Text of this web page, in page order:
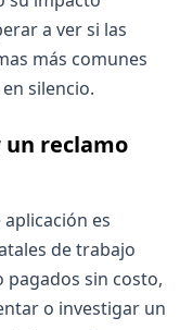
a ver si las
más comunes
silencio.
reclamo
es
de trabajo
pagados sin costo,
o investigar un